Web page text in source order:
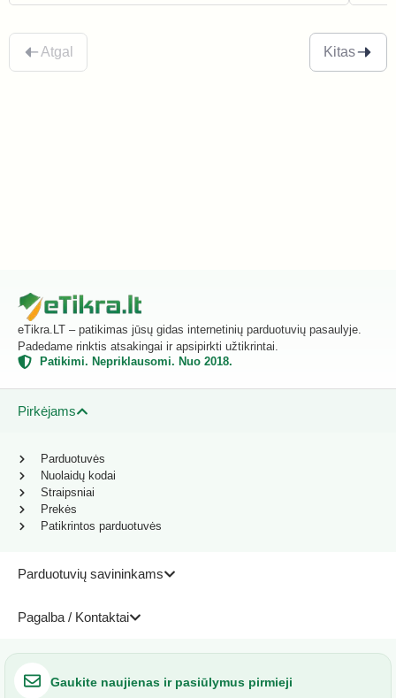
Atgal Kitas
eTikra.LT – patikimas jūsų gidas internetinių parduotuvių pasaulyje.
Padedame rinktis atsakingai ir apsipirkti užtikrintai.
Patikimi. Nepriklausomi. Nuo 2018.
Pirkėjams
Parduotuvių savininkams
Pagalba / Kontaktai
Parduotuvės
Nuolaidų kodai
Straipsniai
Prekės
Patikrintos parduotuvės
Gaukite naujienas ir pasiūlymus pirmieji